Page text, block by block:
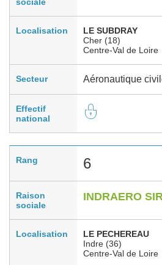
Localisation
LE SUBDRAY
Cher (18)
Centre-Val de Loire
Secteur Aéronautique
Effectif
national
Rang 6
Raison
sociale
INDRAERO
Localisation
LE PECHEREAU
Indre (36)
Centre-Val de Loire